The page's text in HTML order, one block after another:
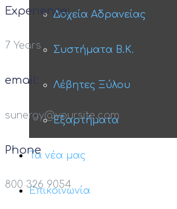
Δοχεία Αδρανείας
Συστήματα Β.Κ.
Λέβητες Ξύλου
Εξαρτήματα
Τα νέα μας
Επικοινωνία
Experience:
7 Years
email:
sunergy@yoursite.com
Phone
800 326 9054